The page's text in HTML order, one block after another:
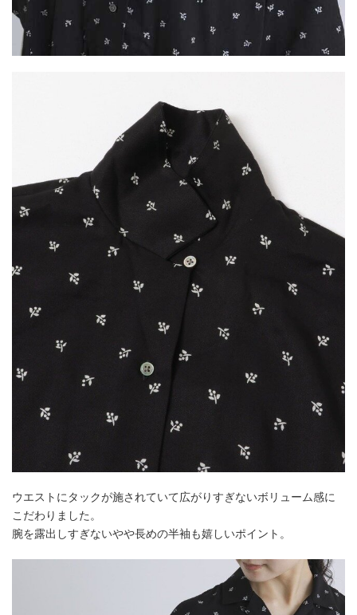
ウエストにタックが施されていて広がりすぎないボリューム感に
こだわりました。
腕を露出しすぎないやや長めの半袖も嬉しいポイント。